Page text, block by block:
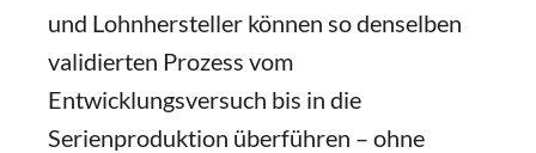
und Lohnhersteller können so denselben
validierten Prozess vom
Entwicklungsversuch bis in die
Serienproduktion überführen – ohne